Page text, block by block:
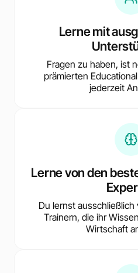
Lerne mit
Fragen zu haben, ist
prämierten
jederzeit
Lerne von den
Du lernst
Trainern, die ihr
Wirtschaft